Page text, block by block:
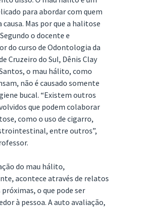
para abordar com quem
causa. Mas por que a halitose
o docente e
do curso de Odontologia da
Cruzeiro do Sul, Dênis Clay
o mau hálito, como
não é causado somente
bucal. “Existem outros
que podem colaborar
como o uso de cigarro,
entre outros”,
do mau hálito,
acontece através de relatos
próximas, o que pode ser
à pessoa. A auto avaliação,